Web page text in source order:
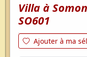
Villa à
SO601
Ajouter à ma